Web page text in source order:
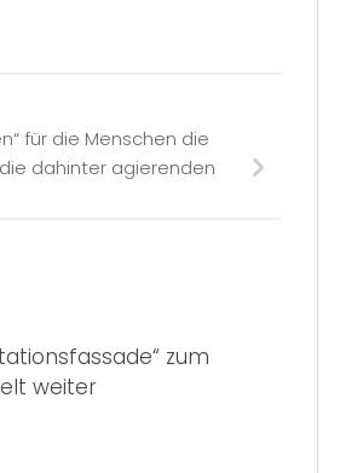
für die Menschen die
dahinter agierenden
zum
weiter